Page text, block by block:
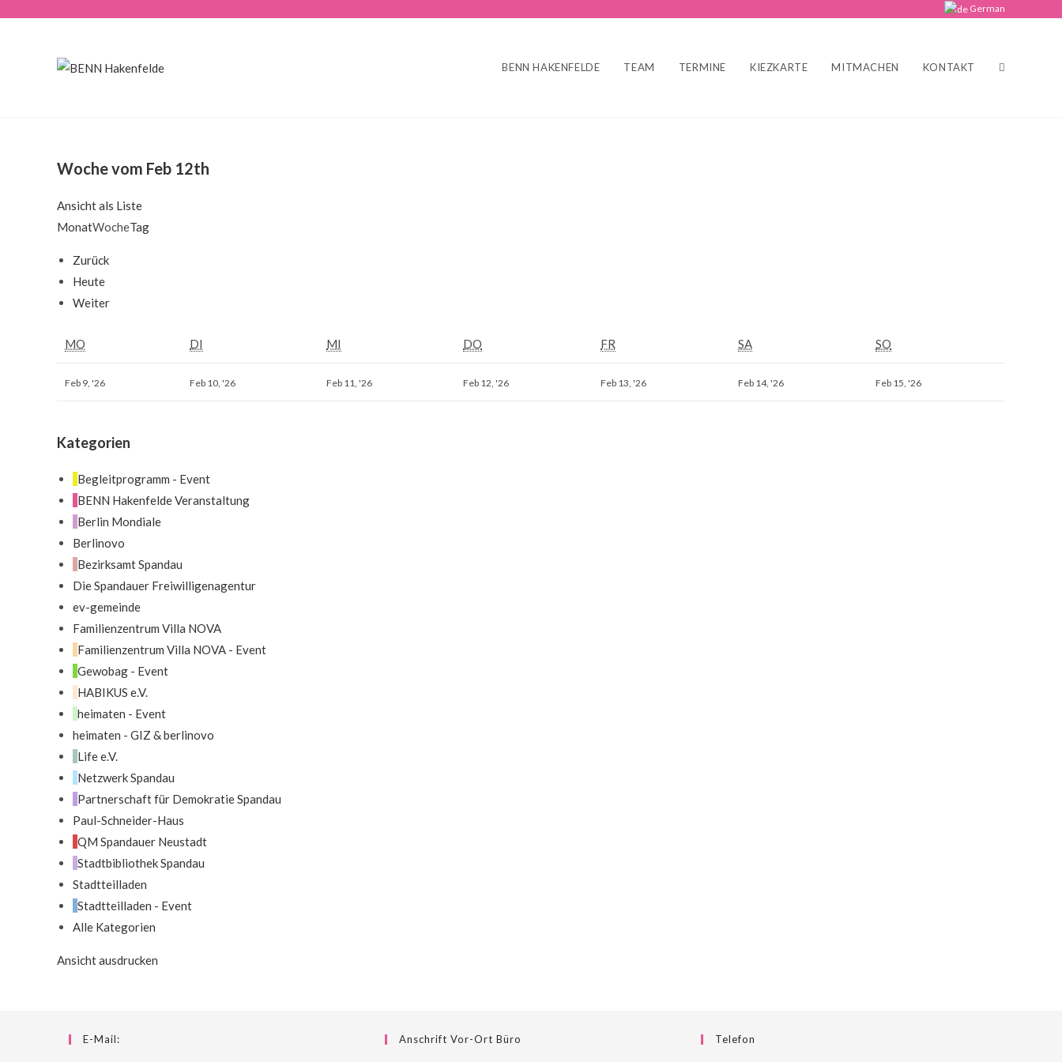
German
BENN HAKENFELDE TEAM TERMINE KIEZKARTE MITMACHEN KONTAKT WEBSITE-
Woche vom Feb 12th
Ansicht als Liste
MonatWocheTag
Zurück
Heute
Weiter
MO DI MI DO FR SASAMSTAG SO
Feb 9, '26Februar
Feb 10, '26Februar
Feb 11, '26Februar
Feb 12, '26Februar
Feb 13, '26Februar
Feb 14, '26Februar
Feb 15, '26Februar
Kategorien
Begleitprogramm - Event
BENN Hakenfelde Veranstaltung
Berlin Mondiale
Berlinovo
Bezirksamt Spandau
Die Spandauer Freiwilligenagentur
ev-gemeinde
Familienzentrum Villa NOVA
Familienzentrum Villa NOVA - Event
Gewobag - Event
HABIKUS e.V.
heimaten - Event
heimaten - GIZ & berlinovo
Life e.V.
Netzwerk Spandau
Partnerschaft für Demokratie Spandau
Paul-Schneider-Haus
QM Spandauer Neustadt
Stadtbibliothek Spandau
Stadtteilladen
Stadtteilladen - Event
Alle Kategorien
Ansichtausdrucken
E-Mail: Anschrift Vor-Ort Büro Telefon